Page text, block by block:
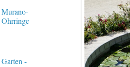
Murano-
Ohrringe
Garten -